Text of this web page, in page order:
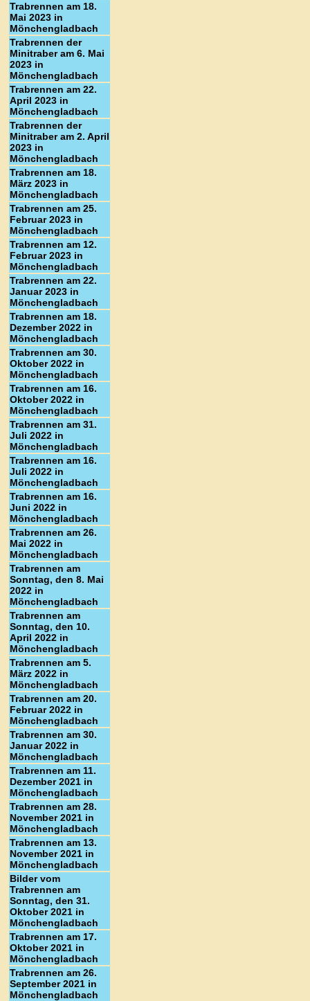
Trabrennen am 18.
Mai 2023 in
Mönchengladbach
Trabrennen der
Minitraber am 6. Mai
2023 in
Mönchengladbach
Trabrennen am 22.
April 2023 in
Mönchengladbach
Trabrennen der
Minitraber am 2. April
2023 in
Mönchengladbach
Trabrennen am 18.
März 2023 in
Mönchengladbach
Trabrennen am 25.
Februar 2023 in
Mönchengladbach
Trabrennen am 12.
Februar 2023 in
Mönchengladbach
Trabrennen am 22.
Januar 2023 in
Mönchengladbach
Trabrennen am 18.
Dezember 2022 in
Mönchengladbach
Trabrennen am 30.
Oktober 2022 in
Mönchengladbach
Trabrennen am 16.
Oktober 2022 in
Mönchengladbach
Trabrennen am 31.
Juli 2022 in
Mönchengladbach
Trabrennen am 16.
Juli 2022 in
Mönchengladbach
Trabrennen am 16.
Juni 2022 in
Mönchengladbach
Trabrennen am 26.
Mai 2022 in
Mönchengladbach
Trabrennen am
Sonntag, den 8. Mai
2022 in
Mönchengladbach
Trabrennen am
Sonntag, den 10.
April 2022 in
Mönchengladbach
Trabrennen am 5.
März 2022 in
Mönchengladbach
Trabrennen am 20.
Februar 2022 in
Mönchengladbach
Trabrennen am 30.
Januar 2022 in
Mönchengladbach
Trabrennen am 11.
Dezember 2021 in
Mönchengladbach
Trabrennen am 28.
November 2021 in
Mönchengladbach
Trabrennen am 13.
November 2021 in
Mönchengladbach
Bilder vom
Trabrennen am
Sonntag, den 31.
Oktober 2021 in
Mönchengladbach
Trabrennen am 17.
Oktober 2021 in
Mönchengladbach
Trabrennen am 26.
September 2021 in
Mönchengladbach